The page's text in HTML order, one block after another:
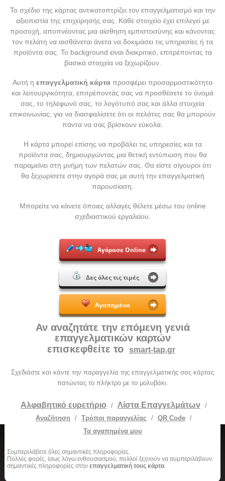
Το σχέδιο της κάρτας αντικατοπτρίζει τον επαγγελματισμό και την
αξιοπιστία της επιχείρησής σας. Κάθε στοιχείο έχει επιλεγεί με
προσοχή, αποπνέοντας μια αίσθηση εμπιστοσύνης και κάνοντας
τον πελάτη να αισθάνεται άνετα να δοκιμάσει τις υπηρεσίες ή τα
προϊόντα σας. Το background είναι διακριτικό, επιτρέποντας τα
βασικά στοιχεία να ξεχωρίζουν.
Αυτή η επαγγελματική κάρτα προσφέρει προσαρμοστικότητα
και λειτουργικότητα, επιτρέποντάς σας να προσθέσετε το όνομά
σας, το τηλέφωνό σας, το λογότυπό σας και άλλα στοιχεία
επικοινωνίας, για να διασφαλίσετε ότι οι πελάτες σας θα μπορούν
πάντα να σας βρίσκουν εύκολα.
Η κάρτα μπορεί επίσης να προβάλει τις υπηρεσίες και τα
προϊόντα σας, δημιουργώντας μια θετική εντύπωση που θα
παραμείνει στη μνήμη των πελατών σας. Θα είστε σίγουροι ότι
θα ξεχωρίσετε στην αγορά σας με αυτή την επαγγελματική
παρουσίαση.
Μπορείτε να κάνετε όποιες αλλαγές θέλετε μέσω του online
σχεδιαστικού εργαλείου.
Αγόρασε Online
Δες όλες τις τιμές
Αγαπημένα
Αν αναζητάτε την επόμενη γενιά
επαγγελματικών καρτών
επισκεφθείτε το
smart-tap.gr
Σχεδιάστε και κάντε την παραγγελία της επαγγελματικής σας κάρτας
πατώντας το πλήκτρο με το μολυβάκι.
Αλφαβητικό ευρετήριο / Λίστα Επαγγελμάτων
/
Αναζήτηση
/ Τρόποι παραγγελίας / QR Code /
Τα αγαπημένα μου
Συμπεριλάβετε όλες σημαντικές πληροφορίες.
Πολλές φορές, ίσως λόγω ενθουσιασμού, πολλοί ξεχνούν να συμπεριλάβουν
σημαντικές πληροφορίες στην επαγγελματική τους κάρτα.